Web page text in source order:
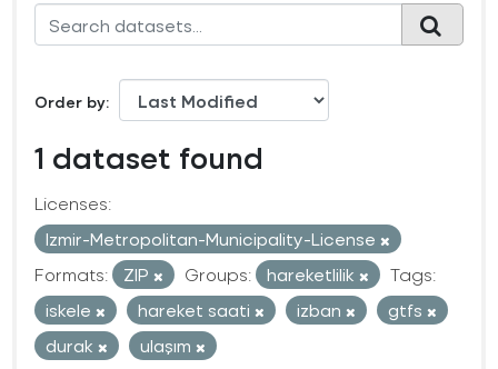
Order by
1 dataset found
Licenses:
Izmir-Metropolitan-Municipality-License
Formats:
ZIP Groups: hareketlilik
Tags:
iskele
hareket saati izban
gtfs
durak
ulaşım